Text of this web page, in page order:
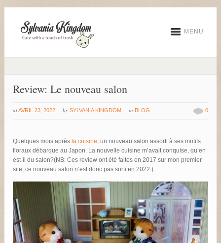
MENU
Review: Le nouveau salon
atAVRIL 23, 2022 by SYLVANIA KINGDOM in BLOG 0
Quelques mois après la cuisine, un nouveau salon assorti à ses motifs
floraux débarque au Japon. La nouvelle cuisine m’avait conquise, qu’en
est-il du salon?(NB: Ces review ont été faites en 2017 sur mon premier
site, ce nouveau salon n’est donc pas sorti en 2022.)